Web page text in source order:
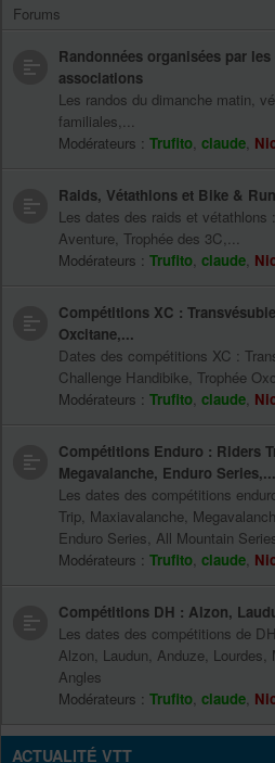
Forums
Randonnées organisées par
associations
Les randos du dimanche matin,
familiales,...
Modérateurs : Trufito, claude,
Raids, Vétathlons et Bike & Run
Les dates des raids et vétathlons
Aventure, Trophée des 3C,...
Modérateurs : Trufito, claude,
Compétitions XC :
Oxcitane,...
Dates des compétitions XC :
Challenge Handibike, Trophée
Modérateurs : Trufito, claude,
Compétitions Enduro : Riders
Megavalanche, Enduro Series,...
Les dates des compétitions
Trip, Maxiavalanche,
Enduro Series, All Mountain
Modérateurs : Trufito, claude,
Compétitions DH : Alzon,
Les dates des compétitions de
Alzon, Laudun, Anduze, Lourdes,
Angles
Modérateurs : Trufito, claude,
ACTUALITÉ VTT